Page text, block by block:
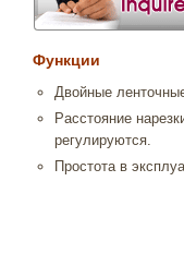
Функции
Двойные
Расстояние
регулируются.
Простота в